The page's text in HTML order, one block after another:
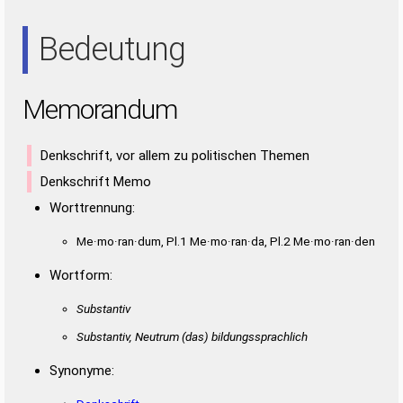
END ERD ERN NDR NEU NUR
RUN
UND URE
Bedeutung
Memorandum
Denkschrift, vor allem zu politischen Themen
Denkschrift Memo
Worttrennung:
Me·mo·ran·dum, Pl.1 Me·mo·ran·da, Pl.2 Me·mo·ran·den
Wortform:
Substantiv
Substantiv, Neutrum(das) bildungssprachlich
Synonyme: